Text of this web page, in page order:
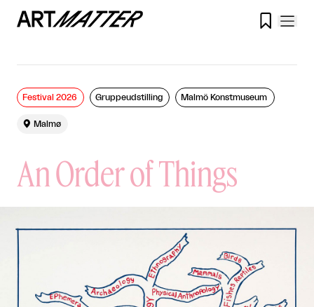

An Order of Things
Festival 2026 Gruppeudstilling Malmö Konstmuseum
 Malmø